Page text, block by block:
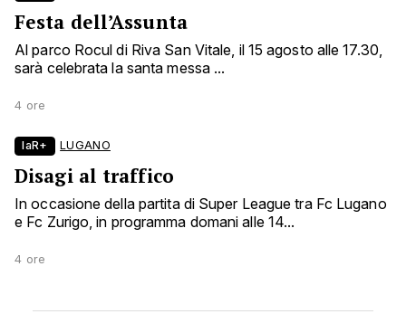
Festa dell’Assunta
Al parco Rocul di Riva San Vitale, il 15 agosto alle 17.30,
sarà celebrata la santa messa ...
4 ore
laR+ LUGANO
Disagi al traffico
In occasione della partita di Super League tra Fc Lugano
e Fc Zurigo, in programma domani alle 14...
4 ore